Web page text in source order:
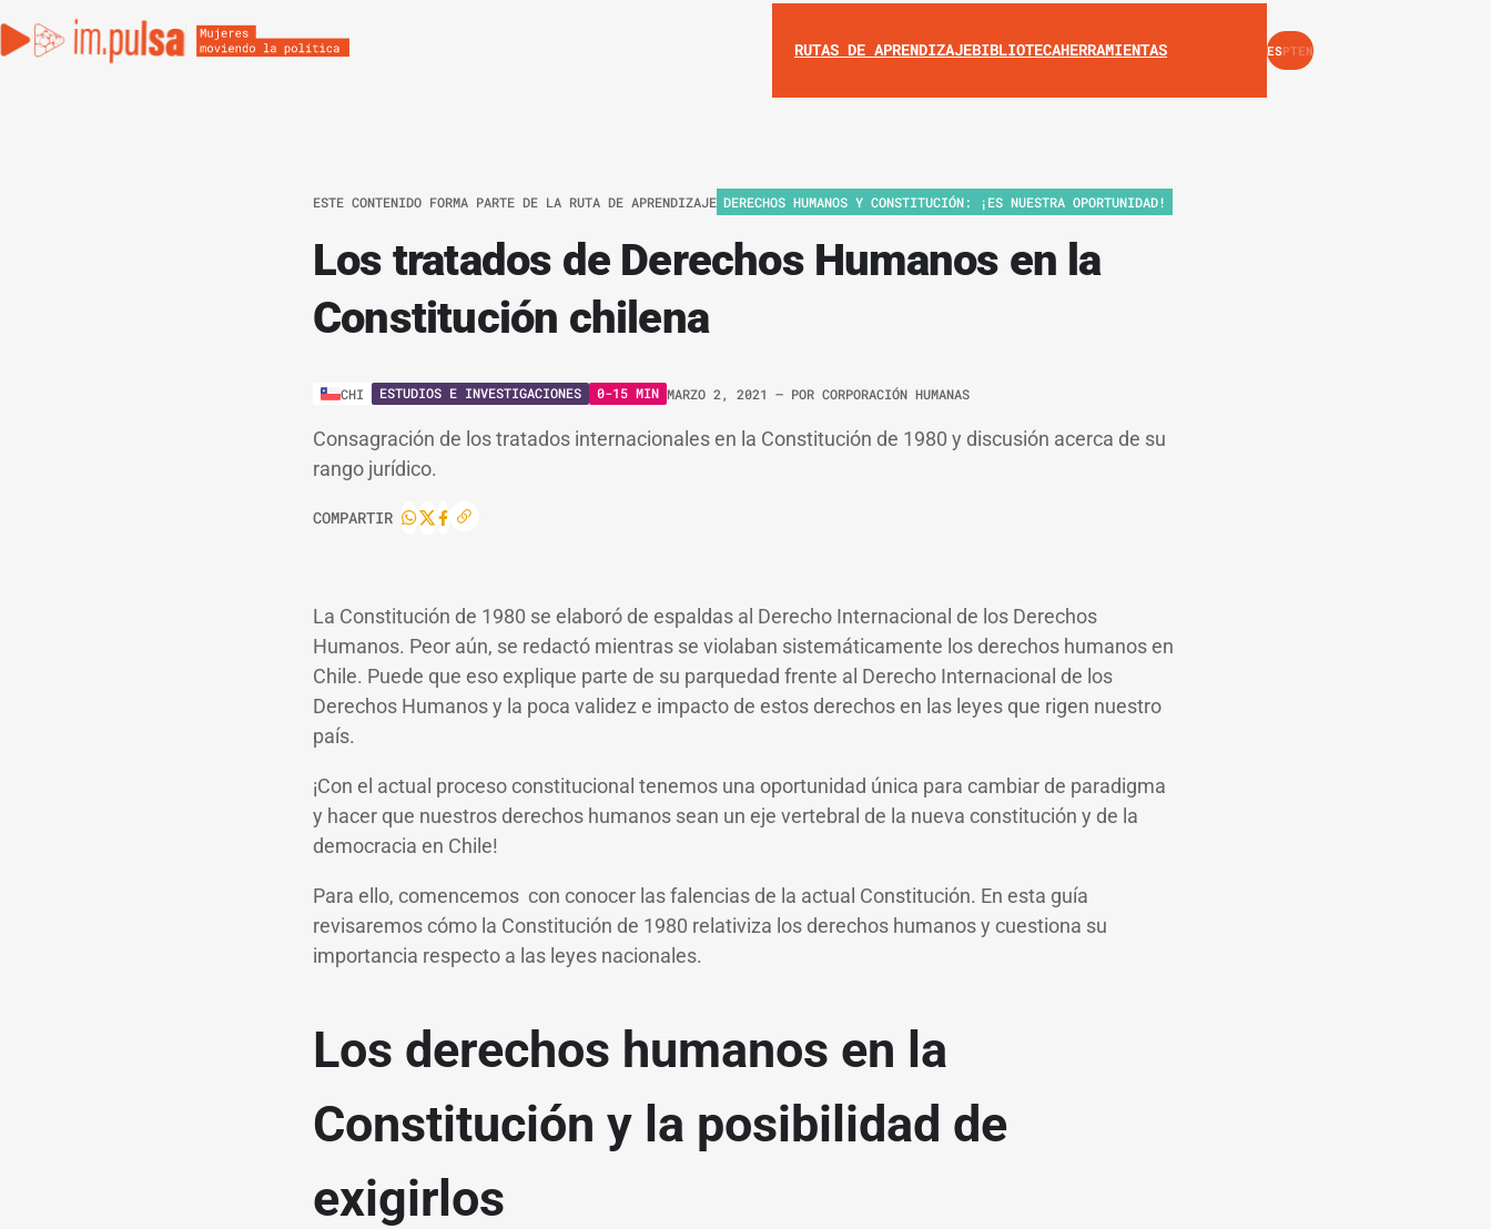
RUTAS DE APRENDIZAJEBIBLIOTECAHERRAMIENTAS INSTAGRAM
YOUTUBE
ESPTEN
ESTE CONTENIDO FORMA PARTE DE LA RUTA DE APRENDIZAJE DERECHOS HUMANOS Y CONSTITUCIÓN: ¡ES NUESTRA OPORTUNIDAD!
Los tratados de Derechos Humanos en la
Constitución chilena
CHI ESTUDIOS E INVESTIGACIONES 0-15 MIN MARZO 2, 2021 – POR CORPORACIÓN HUMANAS
Consagración de los tratados internacionales en la Constitución de 1980 y discusión acerca de su
rango jurídico.
COMPARTIR
La Constitución de 1980 se elaboró de espaldas al Derecho Internacional de los Derechos
Humanos. Peor aún, se redactó mientras se violaban sistemáticamente los derechos humanos en
Chile. Puede que eso explique parte de su parquedad frente al Derecho Internacional de los
Derechos Humanos y la poca validez e impacto de estos derechos en las leyes que rigen nuestro
país.
¡Con el actual proceso constitucional tenemos una oportunidad única para cambiar de paradigma
y hacer que nuestros derechos humanos sean un eje vertebral de la nueva constitución y de la
democracia en Chile!
Para ello, comencemos con conocer las falencias de la actual Constitución. En esta guía
revisaremos cómo la Constitución de 1980 relativiza los derechos humanos y cuestiona su
importancia respecto a las leyes nacionales.
Los derechos humanos en la
Constitución y la posibilidad de
exigirlos